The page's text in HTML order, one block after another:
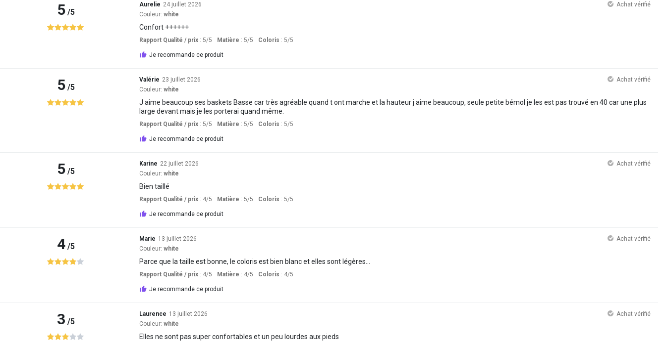
5/5
Aurelie 24 juillet 2026
Achat vérifié
Couleur: white
Confort ++++++
Rapport Qualité / prix: 5/5 Matière : 5/5 Coloris : 5/5
Je recommande ce produit
5/5
Valérie 23 juillet 2026
Achat vérifié
Couleur: white
J aime beaucoup ses baskets Basse car très agréable quand t ont marche et la hauteur j aime beaucoup, seule petite bémol je les est pas trouvé en 40 car une plus
large devant mais je les porterai quand même.
Rapport Qualité / prix: 5/5 Matière : 5/5 Coloris : 5/5
Je recommande ce produit
5/5
Karine 22 juillet 2026
Achat vérifié
Couleur: white
Bien taillé
Rapport Qualité / prix: 4/5 Matière : 5/5 Coloris : 5/5
Je recommande ce produit
4/5
Marie 13 juillet 2026
Achat vérifié
Couleur: white
Parce que la taille est bonne, le coloris est bien blanc et elles sont légères...
Rapport Qualité / prix: 4/5 Matière : 4/5 Coloris : 4/5
Je recommande ce produit
3 /5
Laurence 13 juillet 2026
Achat vérifié
Couleur: white
Elles ne sont pas super confortables et un peu lourdes aux pieds